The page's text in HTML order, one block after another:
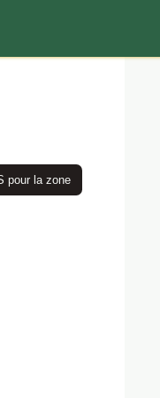
pour la zone